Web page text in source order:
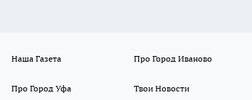
Наша Газета Про Город Иваново
Про Город Уфа Твои Новости